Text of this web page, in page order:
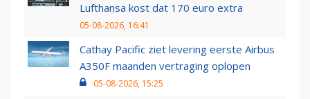
Lufthansa kost dat 170 euro extra
05-08-2026, 16:41
Cathay Pacific ziet levering eerste Airbus
A350F maanden vertraging oplopen
05-08-2026, 15:25